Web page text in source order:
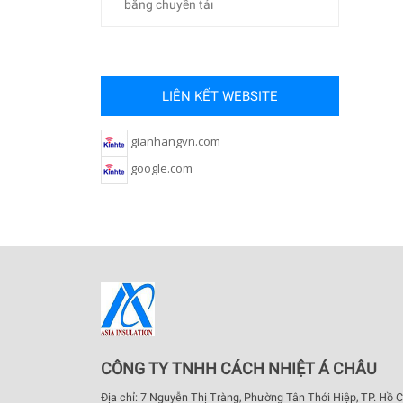
băng chuyền tảı
LIÊN KẾT WEBSITE
gianhangvn.com
google.com
CÔNG TY TNHH CÁCH NHIỆT Á CHÂU
Địa chỉ: 7 Nguyễn Thị Tràng, Phường Tân Thới Hiệp, TP. Hồ